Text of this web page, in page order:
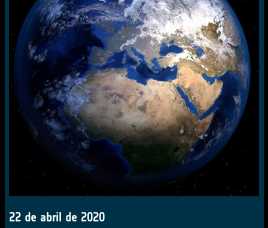
22 de abril de 2020